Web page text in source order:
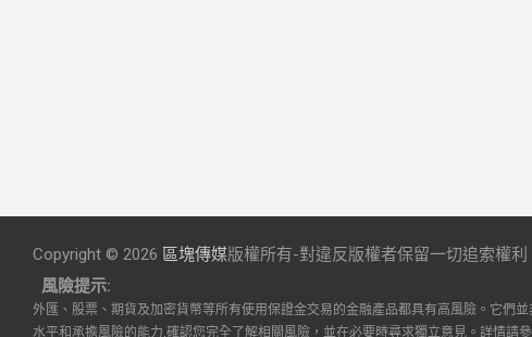
Copyright © 2026 區塊傳媒版權所有-對違反版權者保留一切追索權利
風險提示:
外匯、股票、期貨及加密貨幣等所有使用保證金交易的金融產品都具有高風險。它們
水平和承擔風險的能力,確認您完全了解相關風險，並在必要時尋求獨立意見。詳情請